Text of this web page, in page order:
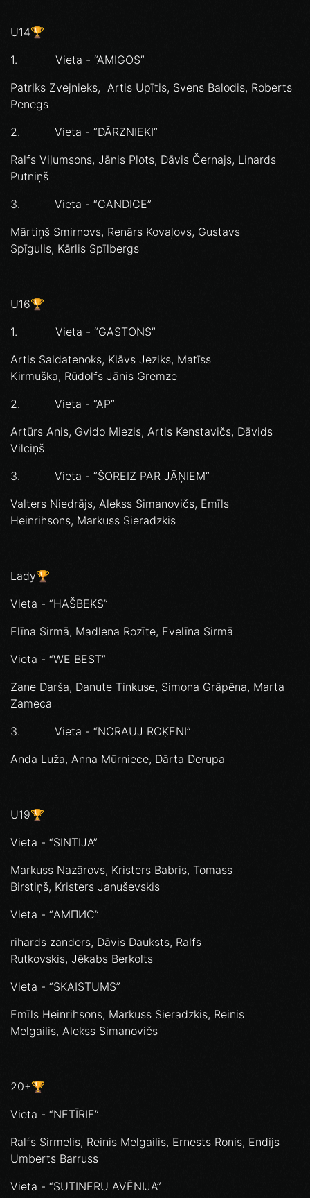
U14🏆
1. Vieta - “AMIGOS”
Patriks Zvejnieks, Artis Upītis, Svens Balodis, Roberts
Penegs
2. Vieta - “DĀRZNIEKI”
Ralfs Viļumsons, Jānis Plots, Dāvis Černajs, Linards
Putniņš
3. Vieta - “CANDICE”
Mārtiņš Smirnovs, Renārs Kovaļovs, Gustavs
Spīgulis, Kārlis Spīlbergs
U16🏆
1. Vieta - “GASTONS”
Artis Saldatenoks, Klāvs Jeziks, Matīss
Kirmuška, Rūdolfs Jānis Gremze
2. Vieta - “AP”
Artūrs Anis, Gvido Miezis, Artis Kenstavičs, Dāvids
Vilciņš
3. Vieta - “ŠOREIZ PAR JĀŅIEM”
Valters Niedrājs, Alekss Simanovičs, Emīls
Heinrihsons, Markuss Sieradzkis
Lady🏆
Vieta - “HAŠBEKS”
Elīna Sirmā, Madlena Rozīte, Evelīna Sirmā
Vieta - “WE BEST”
Zane Darša, Danute Tinkuse, Simona Grāpēna, Marta
Zameca
3. Vieta - “NORAUJ ROĶENI”
Anda Luža, Anna Mūrniece, Dārta Derupa
U19🏆
Vieta - “SINTIJA”
Markuss Nazārovs, Kristers Babris, Tomass
Birstiņš, Kristers Januševskis
Vieta - “АМПИС”
rihards zanders, Dāvis Dauksts, Ralfs
Rutkovskis, Jēkabs Berkolts
Vieta - “SKAISTUMS”
Emīls Heinrihsons, Markuss Sieradzkis, Reinis
Melgailis, Alekss Simanovičs
20+🏆
Vieta - “NETĪRIE”
Ralfs Sirmelis, Reinis Melgailis, Ernests Ronis, Endijs
Umberts Barruss
Vieta - “SUTINERU AVĒNIJA”